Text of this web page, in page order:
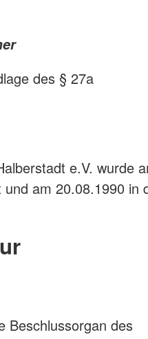
des § 27a
e.V. wurde
am 20.08.1990 in
Beschlussorgan des